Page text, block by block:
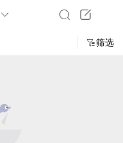
筛选